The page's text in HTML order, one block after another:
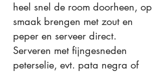
heel snel de room doorheen, op
smaak brengen met zout en
peper en serveer direct.
Serveren met fijngesneden
peterselie, evt. pata negra of